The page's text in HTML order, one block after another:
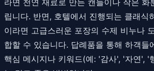
립니다. 반면, 호텔에서 진행되는 클래식
이라면 고급스러운 포장의 수제 비누나
합할 수 있습니다. 답례품을 통해 하객들
핵심 메시지나 키워드(예: '감사', '자연', '